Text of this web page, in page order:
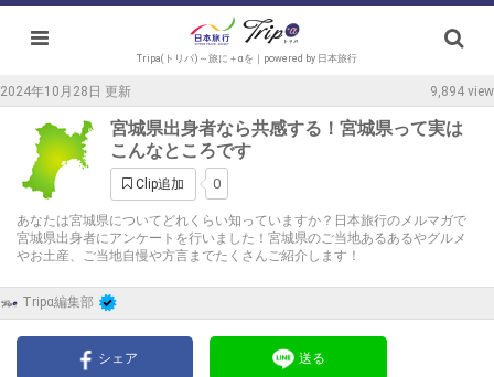
Tripa(トリパ)～旅に＋αを｜powered by 日本旅行
2024年10月28日 更新 9,894 view
宮城県出身者なら共感する！宮城県って実は
こんなところです
Clip追加 0
あなたは宮城県についてどれくらい知っていますか？日本旅行のメルマガで
宮城県出身者にアンケートを行いました！宮城県のご当地あるあるやグルメ
やお土産、ご当地自慢や方言までたくさんご紹介します！
Tripα編集部
シェア 送る